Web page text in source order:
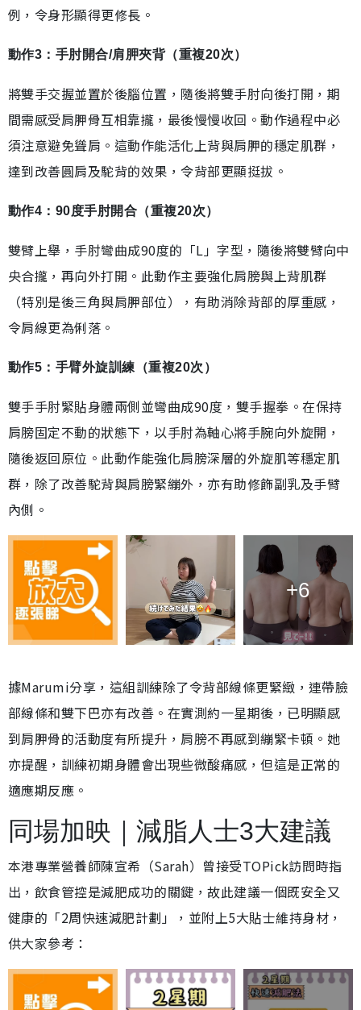
例，令身形顯得更修長。
動作3：手肘開合/肩胛夾背（重複20次）
將雙手交握並置於後腦位置，隨後將雙手肘向後打開，期
間需感受肩胛骨互相靠攏，最後慢慢收回。動作過程中必
須注意避免聳肩。這動作能活化上背與肩胛的穩定肌群，
達到改善圓肩及駝背的效果，令背部更顯挺拔。
動作4：90度手肘開合（重複20次）
雙臂上舉，手肘彎曲成90度的「L」字型，隨後將雙臂向中
央合攏，再向外打開。此動作主要強化肩膀與上背肌群
（特別是後三角與肩胛部位），有助消除背部的厚重感，
令肩線更為俐落。
動作5：手臂外旋訓練（重複20次）
雙手手肘緊貼身體兩側並彎曲成90度，雙手握拳。在保持
肩膀固定不動的狀態下，以手肘為軸心將手腕向外旋開，
隨後返回原位。此動作能強化肩膀深層的外旋肌等穩定肌
群，除了改善駝背與肩膀緊繃外，亦有助修飾副乳及手臂
內側。
+6
據Marumi分享，這組訓練除了令背部線條更緊緻，連帶臉
部線條和雙下巴亦有改善。在實測約一星期後，已明顯感
到肩胛骨的活動度有所提升，肩膀不再感到繃緊卡頓。她
亦提醒，訓練初期身體會出現些微酸痛感，但這是正常的
適應期反應。
同場加映｜減脂人士3大建議
本港專業營養師陳宣希（Sarah）曾接受TOPick訪問時指
出，飲食管控是減肥成功的關鍵，故此建議一個既安全又
健康的「2周快速減肥計劃」，並附上5大貼士維持身材，
供大家參考：